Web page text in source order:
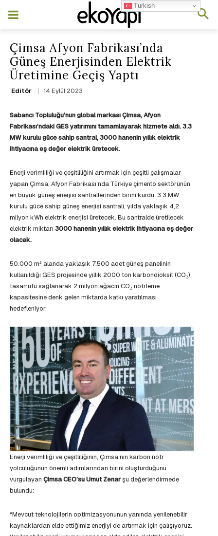
Çimsa Afyon Fabrikası’nda
Güneş Enerjisinden Elektrik
Üretimine Geçiş Yaptı
Editör 14 Eylül 2023
Sabancı Topluluğu’nun global markası Çimsa, Afyon
Fabrikası’ndaki GES yatırımını tamamlayarak hizmete aldı. 3.3
MW kurulu güce sahip santral,3000 hanenin yıllık elektrik
ihtiyacına eş değer elektrik üretecek.
Enerji verimliliği ve çeşitliliğini artırmak için çeşitli çalışmalar
yapan Çimsa, Afyon Fabrikası’nda Türkiye çimento sektörünün
en büyük güneş enerjisi santrallerinden birini kurdu. 3.3 MW
kurulu güce sahip güneş enerjisi santrali, yılda yaklaşık 4,2
milyon kWh elektrik enerjisi üretecek. Bu santralde üretilecek
elektrik miktarı 3000 hanenin yıllık elektrik ihtiyacına eş değer
olacak.
50.000 m² alanda yaklaşık 7.500 adet güneş panelinin
kullanıldığı GES projesinde yıllık 2000 ton karbondioksit (CO₂)
tasarrufu sağlanarak 2 milyon ağacın CO₂ nötrleme
kapasitesine denk gelen miktarda katkı yaratılması
hedefleniyor.
Enerji verimliliği ve çeşitliliğinin, Çimsa’nın karbon nötr
yolculuğunun önemli adımlarından birini oluşturduğunu
vurgulayan Çimsa CEO’su Umut Zenarşu değerlendirmede
bulundu:
“Mevcut teknolojilerin optimizasyonunun yanında yenilenebilir
kaynaklardan elde ettiğimiz enerjiyi de artırmak için çalışıyoruz.
Turkish